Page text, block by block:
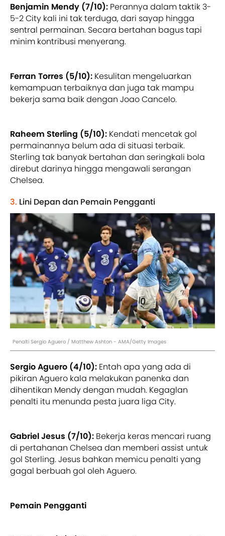
Benjamin Mendy (7/10): Perannya dalam taktik 3-
5-2 City kali ini tak terduga, dari sayap hingga
sentral permainan. Secara bertahan bagus tapi
minim kontribusi menyerang.
Ferran Torres (5/10): Kesulitan mengeluarkan
kemampuan terbaiknya dan juga tak mampu
bekerja sama baik dengan Joao Cancelo.
Raheem Sterling (5/10): Kendati mencetak gol
permainannya belum ada di situasi terbaik.
Sterling tak banyak bertahan dan seringkali bola
direbut darinya hingga mengawali serangan
Chelsea.
3. Lini Depan dan Pemain Pengganti
Penalti Sergio Aguero / Matthew Ashton - AMA/Getty Images
Sergio Aguero (4/10): Entah apa yang ada di
pikiran Aguero kala melakukan panenka dan
dihentikan Mendy dengan mudah. Kegaglan
penalti itu menunda pesta juara liga City.
Gabriel Jesus (7/10): Bekerja keras mencari ruang
di pertahanan Chelsea dan memberi assist untuk
gol Sterling. Jesus bahkan memicu penalti yang
gagal berbuah gol oleh Aguero.
Pemain Pengganti